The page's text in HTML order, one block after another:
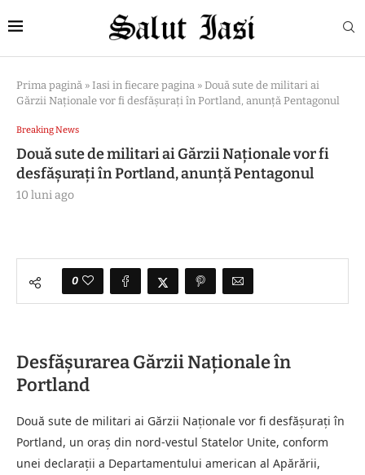
Prima pagină » Iasi in fiecare pagina » Două sute de militari ai
Gărzii Naţionale vor fi desfăşuraţi în Portland, anunță Pentagonul
Breaking News
Două sute de militari ai Gărzii Naţionale vor fi
desfăşuraţi în Portland, anunță Pentagonul
10 luni ago
0
Desfășurarea Gărzii Naționale în
Portland
Două sute de militari ai Gărzii Naționale vor fi desfășurați în
Portland, un oraș din nord-vestul Statelor Unite, conform
unei declarații a Departamentului american al Apărării,